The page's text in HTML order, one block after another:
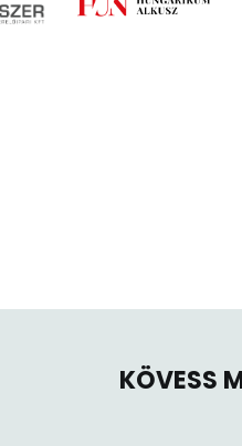
KÖVESS